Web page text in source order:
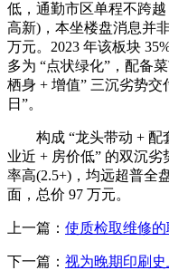
低，通勤市区单程不跨越
高新)，本坐楼盘消息并
万元。2023 年该板块
多为 “点状绿化”，配备
栖身 + 增值” 三沉劣势
日”。
构成 “龙头带动 + 配
业近 + 房价低” 的双沉劣
率高(2.5+)，均远超普全
面，总价 97 万元。
上一篇： 使质检取维修
下一篇： 视为晚期印刷